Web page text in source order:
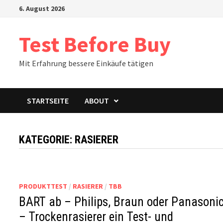
6. August 2026
Test Before Buy
Mit Erfahrung bessere Einkäufe tätigen
STARTSEITE ABOUT
KATEGORIE: RASIERER
PRODUKTTEST / RASIERER / TBB
BART ab – Philips, Braun oder
– Trockenrasierer ein Test- und